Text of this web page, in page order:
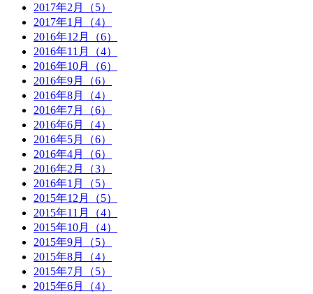
2017年2月（5）
2017年1月（4）
2016年12月（6）
2016年11月（4）
2016年10月（6）
2016年9月（6）
2016年8月（4）
2016年7月（6）
2016年6月（4）
2016年5月（6）
2016年4月（6）
2016年2月（3）
2016年1月（5）
2015年12月（5）
2015年11月（4）
2015年10月（4）
2015年9月（5）
2015年8月（4）
2015年7月（5）
2015年6月（4）